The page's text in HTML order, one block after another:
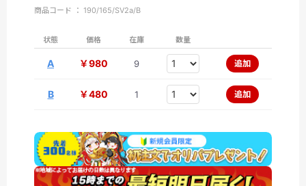
商品コード ： 190/165/SV2a/B
状態 価格 在庫 数量
A ￥980 9 追加
B ￥480 1 追加